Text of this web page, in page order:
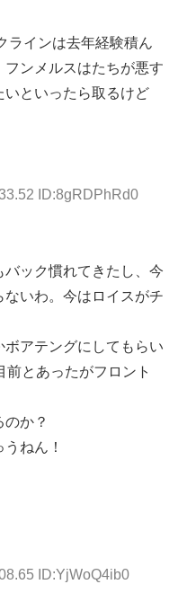
ラインは去年経験積ん
ンメルスはたちが悪す
いといったら取るけど
ID:8gRDPhRd0
ック慣れてきたし、今
いわ。今はロイスがチ
アテングにしてもらい
とあったがフロント
か？
ねん！
ID:YjWoQ4ib0